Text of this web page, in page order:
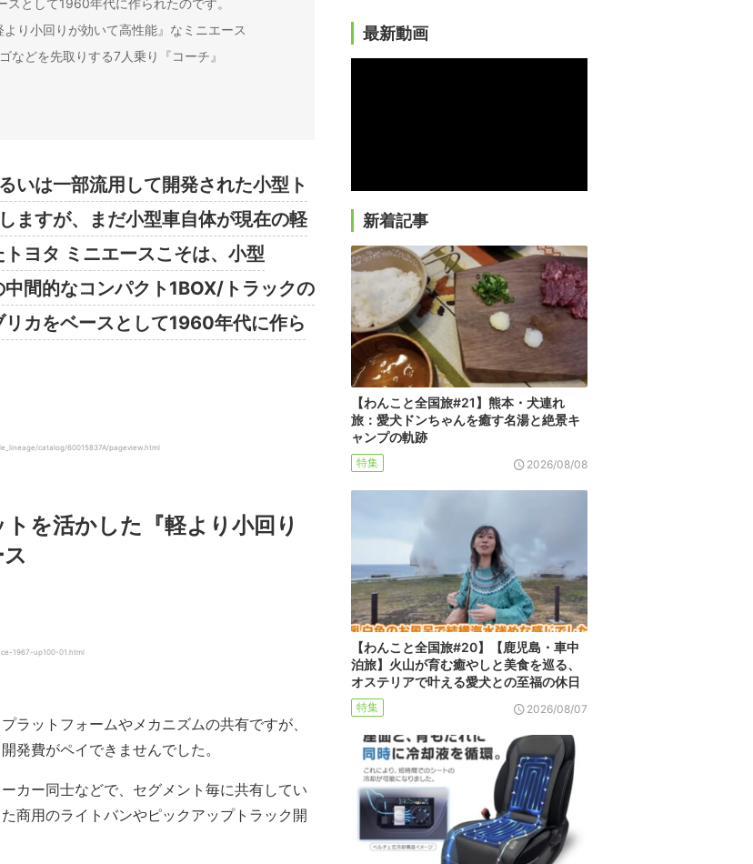
として1960年代に作られたのです。
り小回りが効いて高性能』なミニエース
などを先取りする7人乗り『コーチ』
いは一部流用して開発された小型ト
ますが、まだ小型車自体が現在の軽
ヨタ ミニエースこそは、小型
間的なコンパクト1BOX/トラックの
カをベースとして1960年代に作ら
catalog/60015837A/pageview.html
を活かした『軽より小回り
1967-up100-01.html
ラットフォームやメカニズムの共有ですが、
発費がペイできませんでした。
カー同士などで、セグメント毎に共有してい
商用のライトバンやピックアップトラック開
最新動画
新着記事
【わんこと全国旅#21】熊本・犬連れ
旅：愛犬ドンちゃんを癒す名湯と絶景キ
ャンプの軌跡
特集 2026/08/08
【わんこと全国旅#20】【鹿児島・車中
泊旅】火山が育む癒やしと美食を巡る、
オステリアで叶える愛犬との至福の休日
特集 2026/08/07